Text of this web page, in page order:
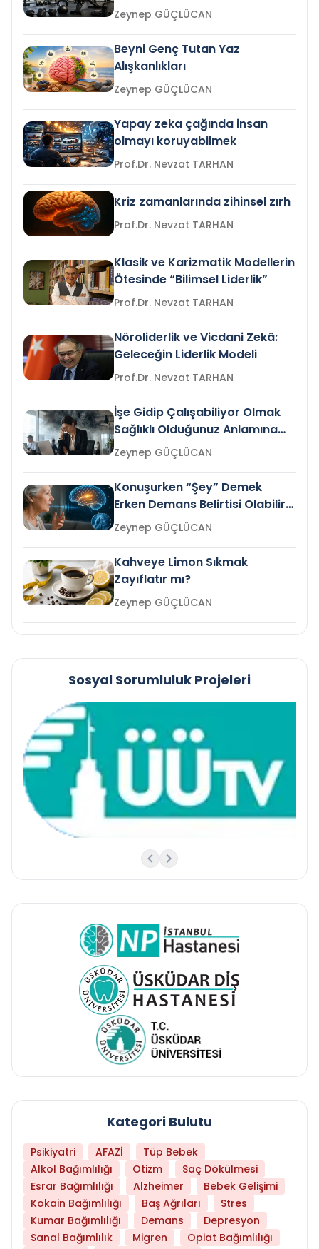
Zeynep GÜÇLÜCAN
Beyni Genç Tutan Yaz
Alışkanlıkları
Zeynep GÜÇLÜCAN
Yapay zeka çağında insan
olmayı koruyabilmek
Prof.Dr. Nevzat TARHAN
Kriz zamanlarında zihinsel zırh
Prof.Dr. Nevzat TARHAN
Klasik ve Karizmatik Modellerin
Ötesinde “Bilimsel Liderlik”
Prof.Dr. Nevzat TARHAN
Nöroliderlik ve Vicdani Zekâ:
Geleceğin Liderlik Modeli
Prof.Dr. Nevzat TARHAN
İşe Gidip Çalışabiliyor Olmak
Sağlıklı Olduğunuz Anlamına
Gelir mi?Zeynep GÜÇLÜCAN
Konuşurken “Şey” Demek
Erken Demans Belirtisi Olabilir
mi?
Zeynep GÜÇLÜCAN
Kahveye Limon Sıkmak
Zayıflatır mı?
Zeynep GÜÇLÜCAN
Sosyal Sorumluluk Projeleri
Kategori Bulutu
Psikiyatri AFAZİ
Tüp Bebek
Alkol Bağımlılığı
Otizm
Saç Dökülmesi
Esrar Bağımlılığı
Alzheimer
Bebek Gelişimi
Kokain Bağımlılığı
Baş Ağrıları
Stres
Kumar Bağımlılığı
Demans
Depresyon
Sanal Bağımlılık
Migren
Opiat Bağımlılığı